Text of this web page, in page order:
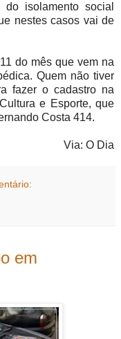
isolamento social
nestes casos vai de
do mês que vem na
Quem não tiver
fazer o cadastro na
e Esporte, que
Costa 414.
Via: O Dia
em